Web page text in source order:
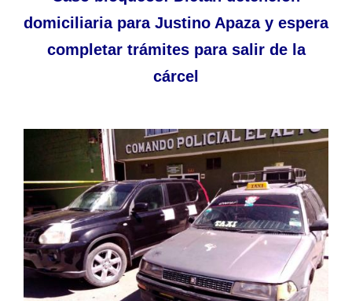
domiciliaria para Justino Apaza y espera
completar trámites para salir de la
cárcel